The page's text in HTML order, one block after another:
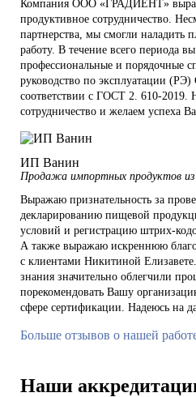
Компания ООО «ГРАДИЕНТ»
продуктивное сотрудничество.
партнерства, мы смогли наладить
работу. В течение всего периода
профессиональные и порядочные
руководство по эксплуатации
соответствии с ГОСТ 2. 610-2019.
сотрудничество и желаем успеха
ИП Ванин
Продажа импортных продуктов
Выражаю признательность за
декларированию пищевой
условий и регистрацию штрих-
А также выражаю искреннюю
с клиентами Никитиной
знания значительно облегчили
порекомендовать Вашу
сфере сертификации. Надеюсь на
Больше отзывов о нашей
Наши